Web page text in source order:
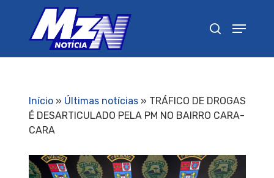
Início» Últimas notícias» TRÁFICO DE DROGAS
É DESARTICULADO PELA PM NO BAIRRO CARA-
CARA